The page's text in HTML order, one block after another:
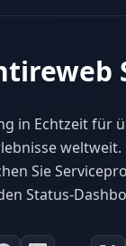
in Echtzeit für
weltweit.
Sie
Status-